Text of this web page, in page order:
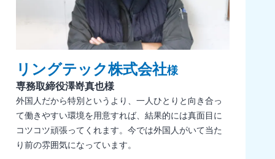
リングテック株式会社様
専務取締役澤嵜真也様
外国人だから特別というより、一人ひとりと向き合っ
て働きやすい環境を用意すれば、結果的には真面目に
コツコツ頑張ってくれます。今では外国人がいて当た
り前の雰囲気になっています。